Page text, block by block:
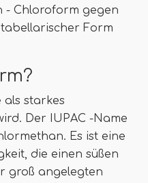
- Chloroform gegen
Form
als starkes
Der IUPAC -Name
Es ist eine
die einen süßen
groß angelegten